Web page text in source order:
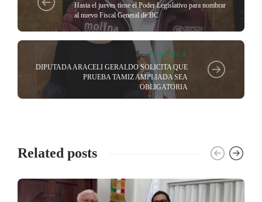
Hasta el jueves tiene el Poder Legislativo para nombrar
al nuevo Fiscal General de BC
POLÍTICA
DIPUTADA ARACELI GERALDO SOLICITA QUE
PRUEBA TAMIZ AMPLIADA SEA
OBLIGATORIA
Related posts